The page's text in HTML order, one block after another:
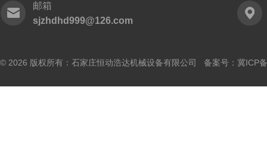
邮箱
sjzhdhd999@126.com
© 2026 版权所有：石家庄恒动浩达机械设备有限公司 备案号： 冀ICP